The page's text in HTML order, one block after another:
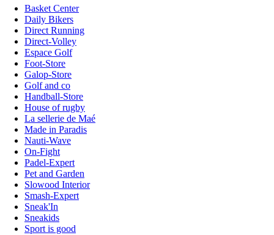
Basket Center
Daily Bikers
Direct Running
Direct-Volley
Espace Golf
Foot-Store
Galop-Store
Golf and co
Handball-Store
House of rugby
La sellerie de Maé
Made in Paradis
Nauti-Wave
On-Fight
Padel-Expert
Pet and Garden
Slowood Interior
Smash-Expert
Sneak'In
Sneakids
Sport is good